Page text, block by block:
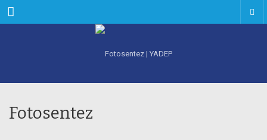
Menu
Fotosentez